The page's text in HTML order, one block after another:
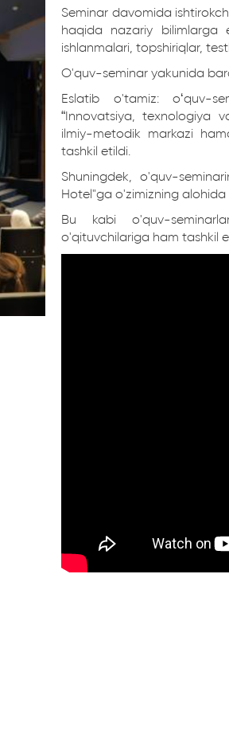
Seminar davomida
haqida nazariy bilimlarga
ishlanmalari, topshiriqlar,
O'quv-seminar yakunida
Eslatib o'tamiz: o‘quv-
“Innovatsiya, texnologiya
ilmiy-metodik markazi
tashkil etildi.
Shuningdek, o'quv-
Hotel"ga o'zimizning
Bu kabi o'quv-
o'qituvchilariga ham tashkil